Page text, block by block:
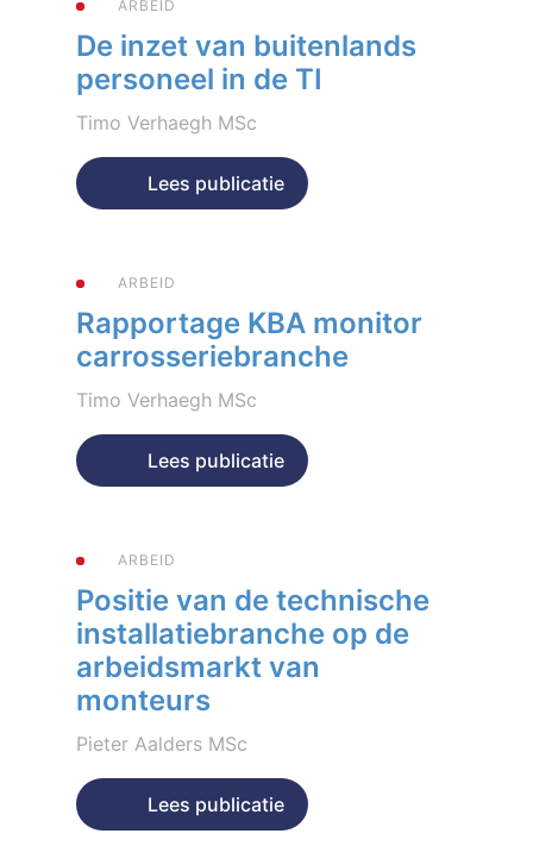
ARBEID
De inzet van buitenlands
personeel in de TI
Timo Verhaegh MSc
Geplaatst op 11 mei 2023
Lees publicatie
ARBEID
Rapportage KBA monitor
carrosseriebranche
Timo Verhaegh MSc
Geplaatst op 11 mei 2023
Lees publicatie
ARBEID
Positie van de technische
installatiebranche op de
arbeidsmarkt van
monteurs
Pieter Aalders MSc
Geplaatst op 11 mei 2023
Lees publicatie